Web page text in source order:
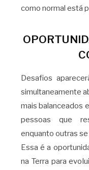
como normal está
Desafios
simultaneamente
mais balanceados
pessoas que
enquanto outras
Essa é a
na Terra para